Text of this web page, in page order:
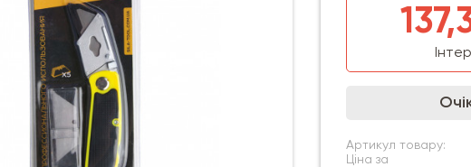
Артикул товару:
Ціна за